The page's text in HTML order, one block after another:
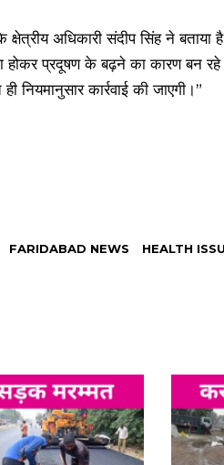
क्षेत्रीय अधिकारी संदीप सिंह ने
प्रदूषण के बढ़ने का कारण बन रहे
नियमानुसार कार्रवाई की जाएगी।”
FARIDABAD NEWS HEALTH